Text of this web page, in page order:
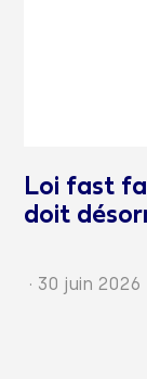
Loi fast
doit
· 30 juin 2026